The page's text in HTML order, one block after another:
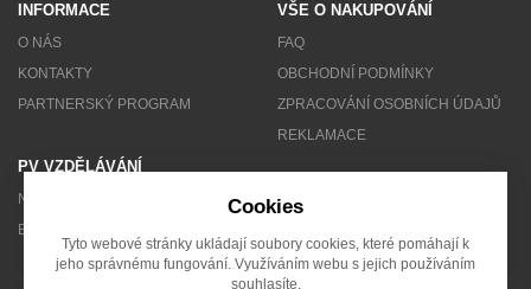
INFORMACE
O NÁS
KONTAKTY
PARTNERSKÝ PROGRAM
VŠE O NAKUPOVÁNÍ
FAQ
OBCHODNÍ PODMÍNKY
ZPRACOVÁNÍ OSOBNÍCH ÚDAJŮ
REKLAMACE
PV VZDĚLÁVÁNÍ
NEWSLETTER
BLOG
Cookies
Tyto webové stránky ukládají soubory cookies, které pomáhají k
jeho správnému fungování. Využíváním webu s jejich používáním
souhlasíte.